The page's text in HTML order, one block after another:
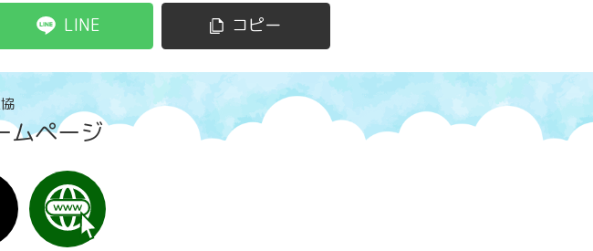
LINE コピー
ムページ